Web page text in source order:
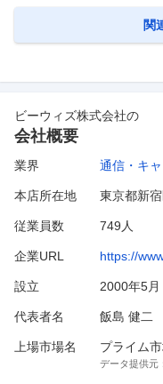
トエンドシステム、および
して、以下業務を担当いた
関
ビーウィズ株式会社の
会社概要
業界 通信・キ
本店所在地 東京都新
従業員数 749人
企業URL https://
設立 2000年5月
代表者名 飯島 健二
上場市場名 プライム
データ提供元：